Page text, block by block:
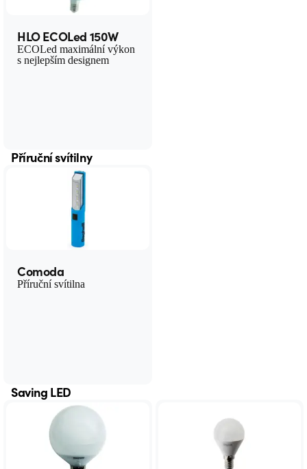
HLO ECOLed 150W
ECOLed maximální výkon
s nejlepším designem
Příruční svítilny
Comoda
Příruční svítilna
Saving LED